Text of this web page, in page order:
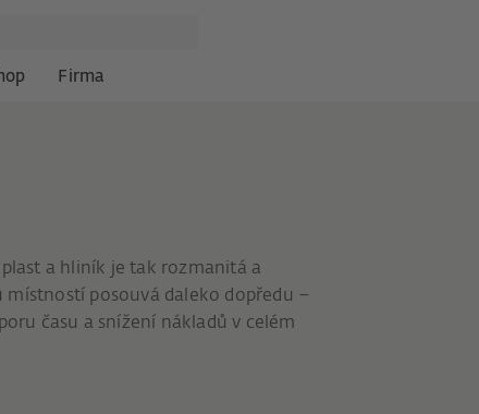
Firma
a hliník je tak rozmanitá a
posouvá daleko dopředu –
času a snížení nákladů v celém